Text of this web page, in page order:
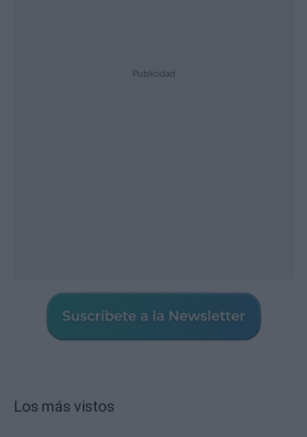
Publicidad
Los más vistos